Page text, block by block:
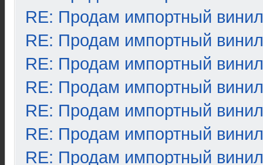
RE: Продам импортный винил
RE: Продам импортный винил
RE: Продам импортный винил
RE: Продам импортный винил
RE: Продам импортный винил
RE: Продам импортный винил
RE: Продам импортный винил